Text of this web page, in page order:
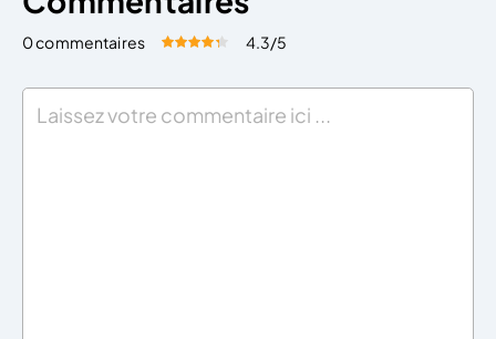
0 commentaires Évaluez cet article:
4.3/5